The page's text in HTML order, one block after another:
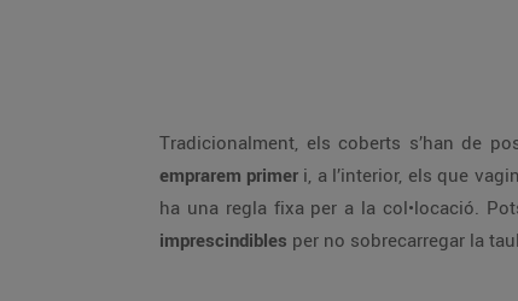
Tradicionalment, els coberts s’han de
emprarem primer i, a l’interior, els que
ha una regla fixa per a la col•locació.
imprescindibles per no sobrecarregar la